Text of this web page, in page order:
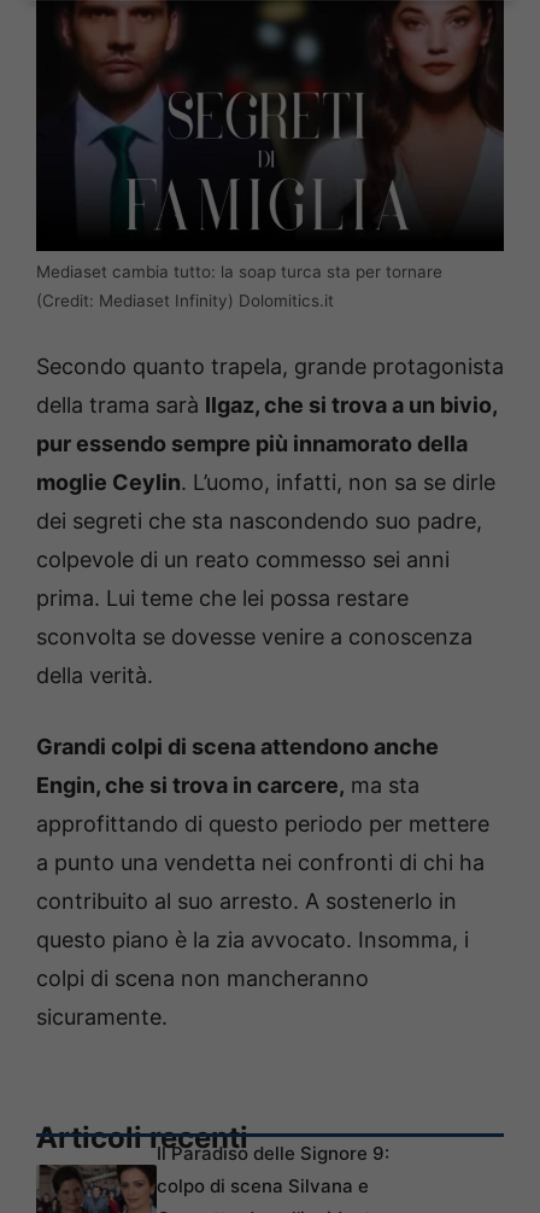
Mediaset cambia tutto: la soap turca sta per tornare
(Credit: Mediaset Infinity) Dolomitics.it
Secondo quanto trapela, grande protagonista
della trama sarà Ilgaz, che si trova a un bivio,
pur essendo sempre più innamorato della
moglie Ceylin. L’uomo, infatti, non sa se dirle
dei segreti che sta nascondendo suo padre,
colpevole di un reato commesso sei anni
prima. Lui teme che lei possa restare
sconvolta se dovesse venire a conoscenza
della verità.
Grandi colpi di scena attendono anche
Engin, che si trova in carcere, ma sta
approfittando di questo periodo per mettere
a punto una vendetta nei confronti di chi ha
contribuito al suo arresto. A sostenerlo in
questo piano è la zia avvocato. Insomma, i
colpi di scena non mancheranno
sicuramente.
Articoli recentiIl Paradiso delle Signore 9:
colpo di scena Silvana e